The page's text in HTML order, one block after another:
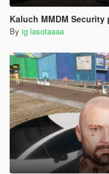
Kaluch MMDM
By ig lasotaaaa